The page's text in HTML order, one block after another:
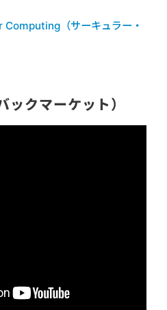
（サーキュラー・
クマーケット）